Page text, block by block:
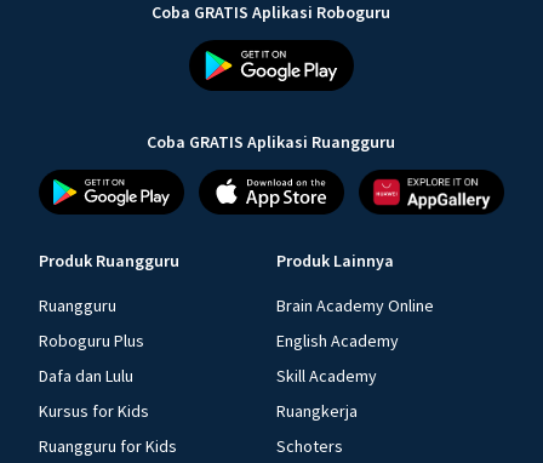
Coba GRATIS Aplikasi Roboguru
Coba GRATIS Aplikasi Ruangguru
Produk Ruangguru
Ruangguru
Roboguru Plus
Dafa dan Lulu
Kursus for Kids
Ruangguru for Kids
Produk Lainnya
Brain Academy Online
English Academy
Skill Academy
Ruangkerja
Schoters